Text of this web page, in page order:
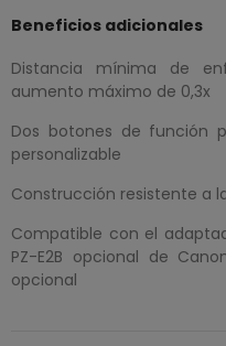
Beneficios adicionales
Distancia mínima de
aumento máximo de 0,3x
Dos botones de función
personalizable
Construcción resistente a
Compatible con el
PZ-E2B opcional de
opcional